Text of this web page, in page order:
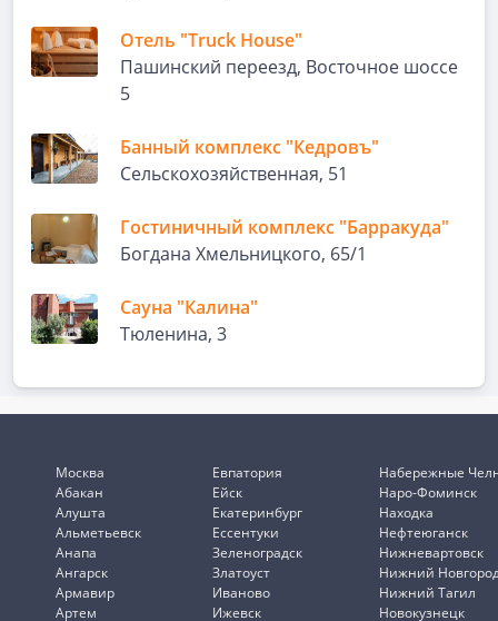
Отель "Truck House"
Пашинский переезд, Восточное шоссе
5
Банный комплекс "Кедровъ"
Сельскохозяйственная, 51
Гостиничный комплекс "Барракуда"
Богдана Хмельницкого, 65/1
Сауна "Калина"
Тюленина, 3
Москва
Абакан
Алушта
Альметьевск
Анапа
Ангарск
Армавир
Артем
Евпатория
Ейск
Екатеринбург
Ессентуки
Зеленоградск
Златоуст
Иваново
Ижевск
Набережные
Наро-Фоминск
Находка
Нефтеюганск
Нижневартовск
Нижний
Нижний Тагил
Новокузнецк